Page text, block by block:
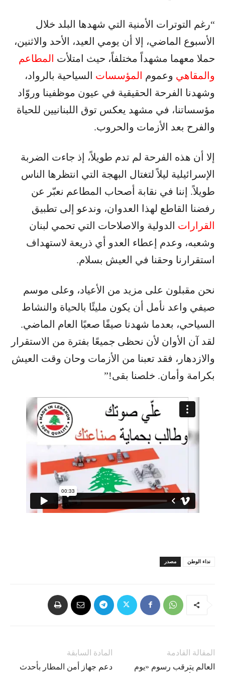
“رغم التوترات الأمنية التي شهدها البلد خلال
الأسبوع الماضي، إلا أن يومي العيد، الأحد والاثنين،
حملا معهما مشهداً مختلفاً، حيث امتلأت المطاعم
والمقاهي وعموم المؤسسات السياحية بالرواد،
وشهدنا الفرحة الحقيقية في عيون موظفينا وروّاد
مؤسساتنا، في مشهد يعكس توق اللبنانيين للحياة
والفرح بعد الأزمات والحروب.
إلا أن هذه الفرحة لم تدم طويلاً، إذ جاءت الضربة
الإسرائيلية ليلاً لتغتال البهجة التي انتظرها الناس
طويلاً. إننا في نقابة أصحاب المطاعم نعبّر عن
رفضنا القاطع لهذا العدوان، وندعو إلى تطبيق
القرارات الدولية والاصلاحات التي تحمي لبنان
وشعبه، وعدم إعطاء العدو أي ذريعة لاستهداف
استقرارنا وحقنا في العيش بسلام.
نحن مقبلون على مزيد من الأعياد، وعلى موسم
صيفي واعد نأمل أن يكون مليئًا بالحياة والنشاط
السياحي، بعدما شهدنا صيفًا صعبًا العام الماضي.
لقد آن الأوان لأن نحظى جميعًا بفترة من الاستقرار
والازدهار، فقد تعبنا من الأزمات وحان وقت العيش
بكرامة وأمان. خلصنا بقى!”
مصدر نداء الوطن
المادة السابقة
دعم جهاز أمن المطار بأحدث
المقالة القادمة
العالم يترقب رسوم «يوم